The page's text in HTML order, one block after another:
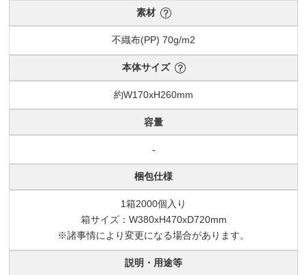
素材
不織布(PP) 70g/m2
本体サイズ
約W170xH260mm
容量
-
梱包仕様
1箱2000個入り
箱サイズ：W380xH470xD720mm
※諸事情により変更になる場合があります。
説明・用途等